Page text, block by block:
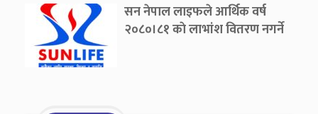
सन नेपाल लाइफले आर्थिक वर्ष
२०८०।८१ काे लाभांश वितरण नगर्ने